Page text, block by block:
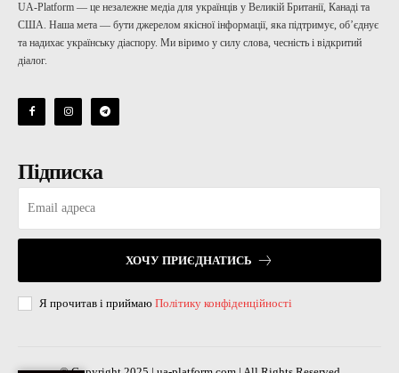
UA-Platform — це незалежне медіа для українців у Великій Британії, Канаді та
США. Наша мета — бути джерелом якісної інформації, яка підтримує, об’єднує
та надихає українську діаспору. Ми віримо у силу слова, чесність і відкритий
діалог.
Підписка
ХОЧУ ПРИЄДНАТИСЬ
Я прочитав і приймаю Політику конфіденційності